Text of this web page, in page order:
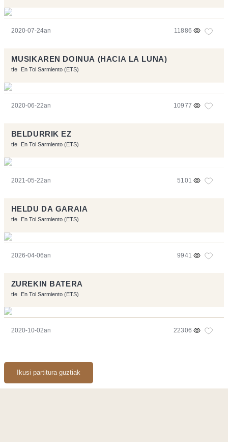
2020-07-24an 11886
MUSIKAREN DOINUA (HACIA LA LUNA)
tfe En Tol Sarmiento (ETS)
2020-06-22an 10977
BELDURRIK EZ
tfe En Tol Sarmiento (ETS)
2021-05-22an 5101
HELDU DA GARAIA
tfe En Tol Sarmiento (ETS)
2026-04-06an 9941
ZUREKIN BATERA
tfe En Tol Sarmiento (ETS)
2020-10-02an 22306
Ikusi partitura guztiak